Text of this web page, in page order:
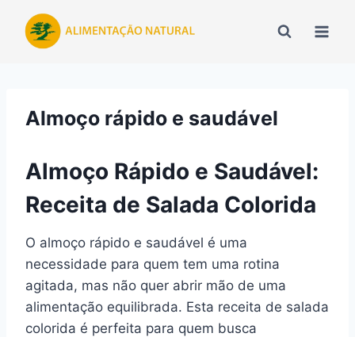
para
Almoço rápido e saudável
Almoço Rápido e Saudável:
Receita de Salada Colorida
O almoço rápido e saudável é uma
necessidade para quem tem uma rotina
agitada, mas não quer abrir mão de uma
alimentação equilibrada. Esta receita de salada
colorida é perfeita para quem busca